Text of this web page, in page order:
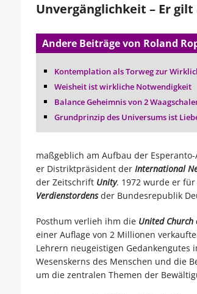
Unvergänglichkeit – Er
Andere Beiträge von Roland
Kontemplation als Torweg zur
Weisheit ist wirkliche Notwendigkeit
Balance Geheimnis von 2
Grundprinzip des Universums ist
maßgeblich am Aufbau der
er Distriktpräsident der International
der Zeitschrift Unity. 1972 wurde er
Verdienstordensder Bundesrepublik
Posthum verlieh ihm die United Church
einer Auflage von 2 Millionen
Lehrern neugeistigen Gedankengutes
Wesenskerns des Menschen und die
um die zentralen Themen der